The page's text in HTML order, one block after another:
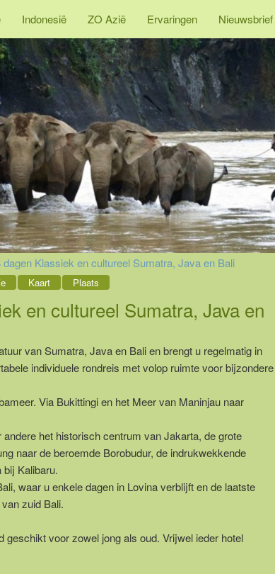
Indonesië ZO Azië Ervaringen Nieuwsbrief
dagen Klassiek en cultureel Sumatra, Java en Bali
Kaart Plaats
en cultureel Sumatra, Java en
van Sumatra, Java en Bali en brengt u regelmatig in
individuele rondreis met volop ruimte voor bijzondere
Via Bukittingi en het Meer van Maninjau naar
het historisch centrum van Jakarta, de grote
naar de beroemde Borobudur, de indrukwekkende
Kalibaru.
waar u enkele dagen in Lovina verblijft en de laatste
zuid Bali.
voor zowel jong als oud. Vrijwel ieder hotel